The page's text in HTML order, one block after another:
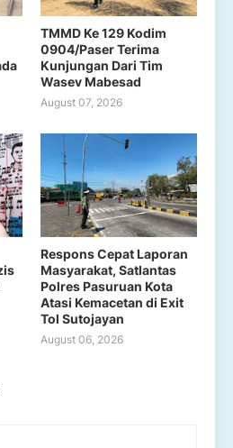
TMMD Ke 129 Kodim
0904/Paser Terima
Kunjungan Dari Tim
Wasev Mabesad
August 07, 2026
Respons Cepat Laporan
Masyarakat, Satlantas
Polres Pasuruan Kota
Atasi Kemacetan di Exit
Tol Sutojayan
August 06, 2026